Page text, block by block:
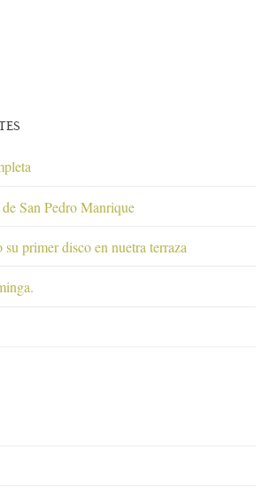
San Pedro Manrique
primer disco en nuetra terraza